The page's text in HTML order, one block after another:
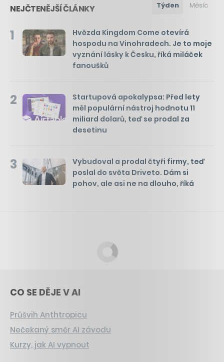
NEJČTENĚJŠÍ ČLÁNKY Týden Měsíc
1
Hvězda Kingdom Come otevírá
hospodu na Vinohradech. Je to moje
vyznání lásky k Česku, říká miláček
fanoušků
2
Startupová apokalypsa: Před lety
měl populární nástroj hodnotu 11
miliard dolarů, teď se prodal za
desetinu
3
Vybudoval a prodal čtyři firmy, teď
poslal do světa Driveto. Dám si
pohov, ale asi ne na dlouho, říká
CO SE DĚJE V AI
Průšvih Anthtropicu
Nečekaný směr AI závodu
Kurzy, jak AI vypnout